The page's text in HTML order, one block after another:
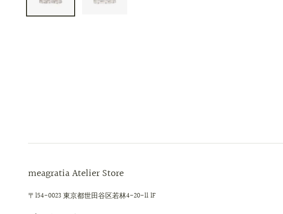
meagratia Atelier Store
〒154-0023 東京都世田谷区若林4-20-11 1F